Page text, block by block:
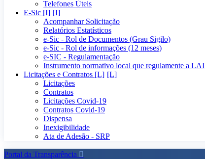
Telefones Úteis
E-Sic [I]
Acompanhar Solicitação
Relatórios Estatísticos
e-Sic - Rol de Documentos (Grau Sigilo)
e-Sic - Rol de informações (12 meses)
e-SIC - Regulamentação
Instrumento normativo local que regulamente a LAI
Licitações e Contratos [L]
Licitações
Contratos
Licitações Covid-19
Contratos Covid-19
Dispensa
Inexigibilidade
Ata de Adesão - SRP
Portal da Transparência